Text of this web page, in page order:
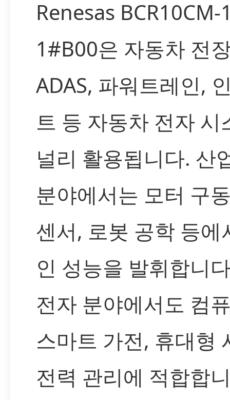
Renesas BCR10CM-
1#B00은 자동차 전
ADAS, 파워트레인,
트 등 자동차 전자 시
널리 활용됩니다. 산
분야에서는 모터 구
센서, 로봇 공학 등에
인 성능을 발휘합니
전자 분야에서도 컴
스마트 가전, 휴대형
전력 관리에 적합합